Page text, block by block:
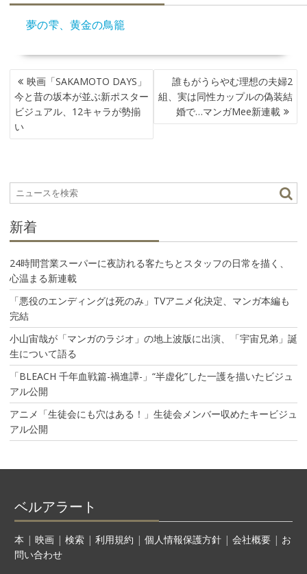
夢の雫、黄金の鳥籠
投
稿
ナ
ビ
ゲ
ョ
ン
映画「SAKAMOTO DAYS」
今と昔の坂本が並ぶ新ポスター
ビジュアル、12キャラが勢揃
い
誰もがうらやむ理想の夫婦2
組、実は同性カップルの偽装結
婚で…マンガMee新連載
新着
24時間営業スーパーに夜訪れる客たちとスタッフの日常を描く、
心温まる新連載
「悪役のエンディングは死のみ」TVアニメ化決定、マンガ本編も
完結
小山宙哉が「マンガのラジオ」の地上波版に出演、「宇宙兄弟」誕
生について語る
「BLEACH 千年血戦篇-禍進譚-」“半虚化”した一護を描いたビジュ
アル公開
アニメ「生徒会にも穴はある！」生徒会メンバー収めたキービジュ
アル公開
ベルアラート
本 | 映画| 検索| 利用規約 | 個人情報保護方針| 会社概要| お
問い合わせ